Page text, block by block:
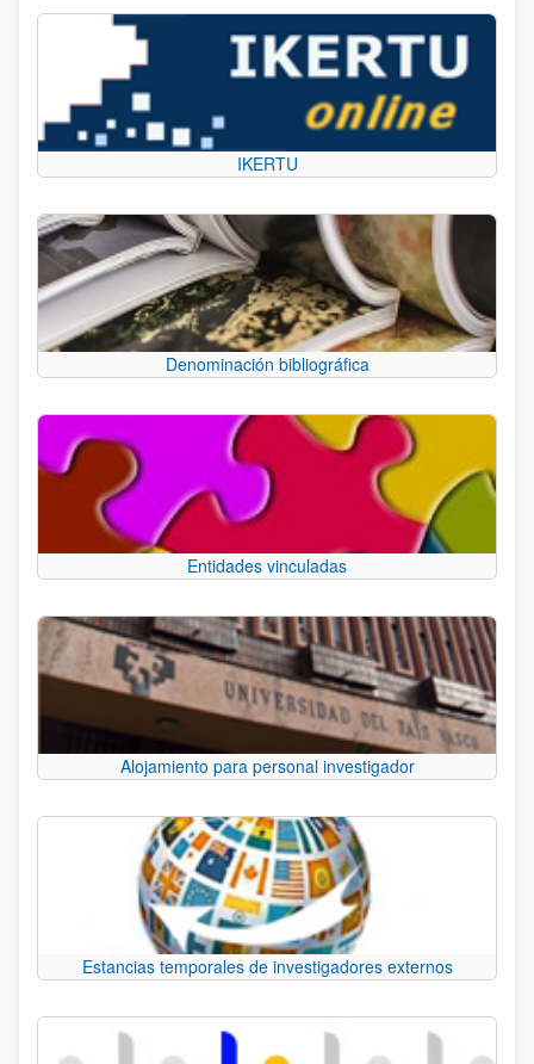
IKERTU
Denominación bibliográfica
Entidades vinculadas
Alojamiento para personal investigador
Estancias temporales de investigadores externos